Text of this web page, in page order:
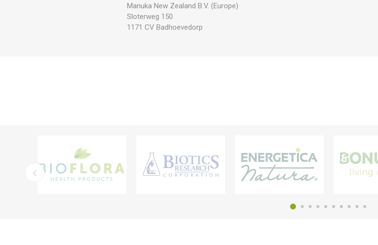
Manuka New Zealand B.V. (Europe)
Sloterweg 150
1171 CV Badhoevedorp